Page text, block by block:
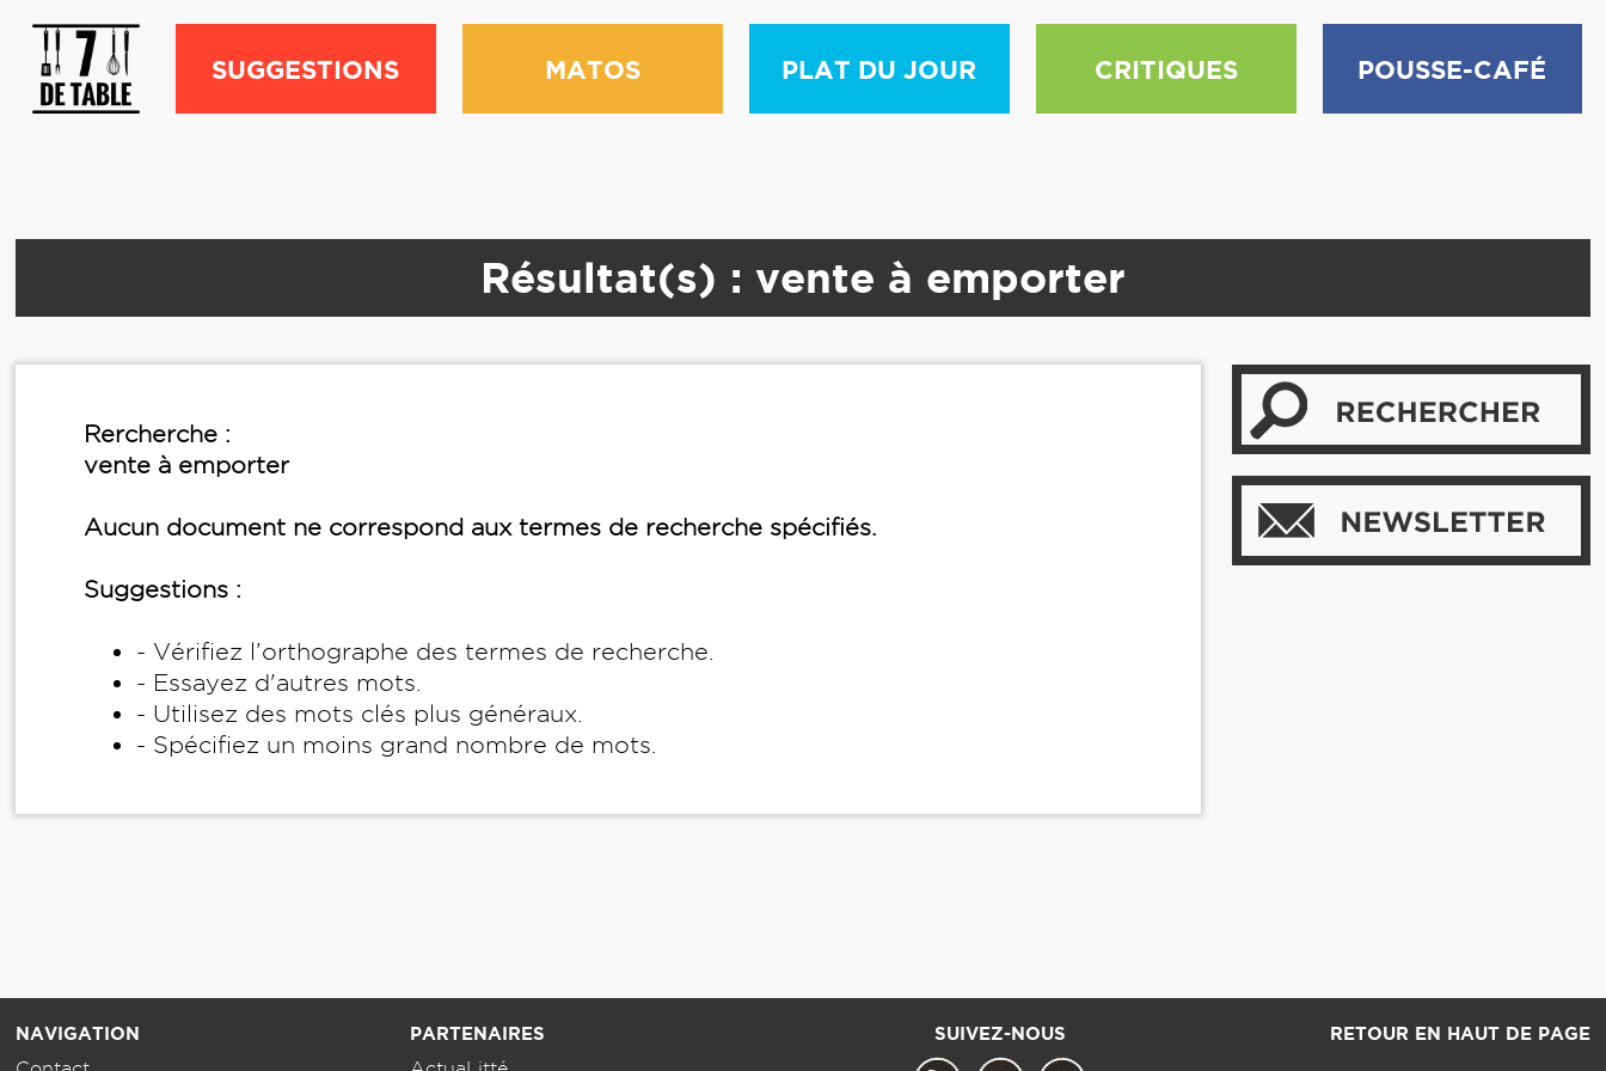
SUGGESTIONS MATOS PLAT DU JOUR CRITIQUES POUSSE-CAFÉ
Résultat(s) : vente à emporter
Rercherche :
vente à emporter
Aucun document ne correspond aux termes de recherche spécifiés.
Suggestions :
- Vérifiez l’orthographe des termes de recherche.
- Essayez d'autres mots.
- Utilisez des mots clés plus généraux.
- Spécifiez un moins grand nombre de mots.
NAVIGATION
PARTENAIRES
SUIVEZ-NOUS RETOUR EN HAUT DE PAGE